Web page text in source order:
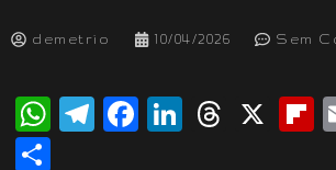
demetrio 10/04/2026 Sem
WhatsApp
Telegram
Facebook
X